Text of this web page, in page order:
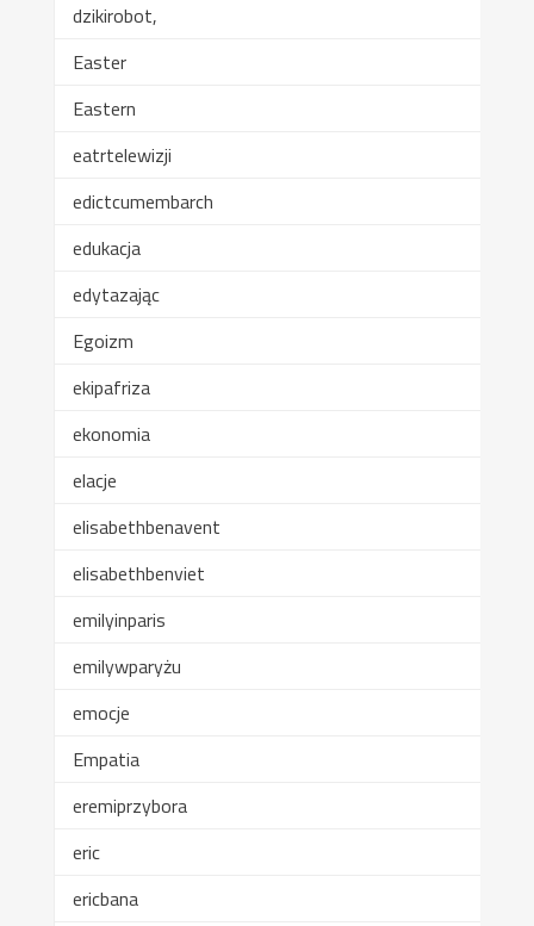
dzikirobot,
Easter
Eastern
eatrtelewizji
edictcumembarch
edukacja
edytazając
Egoizm
ekipafriza
ekonomia
elacje
elisabethbenavent
elisabethbenviet
emilyinparis
emilywparyżu
emocje
Empatia
eremiprzybora
eric
ericbana